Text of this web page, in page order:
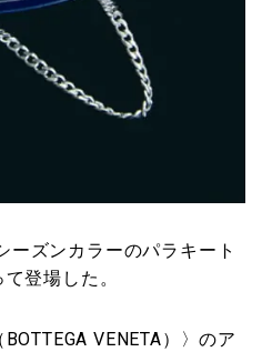
ーズンカラーのパラキート
登場した。
VENETA）〉のア